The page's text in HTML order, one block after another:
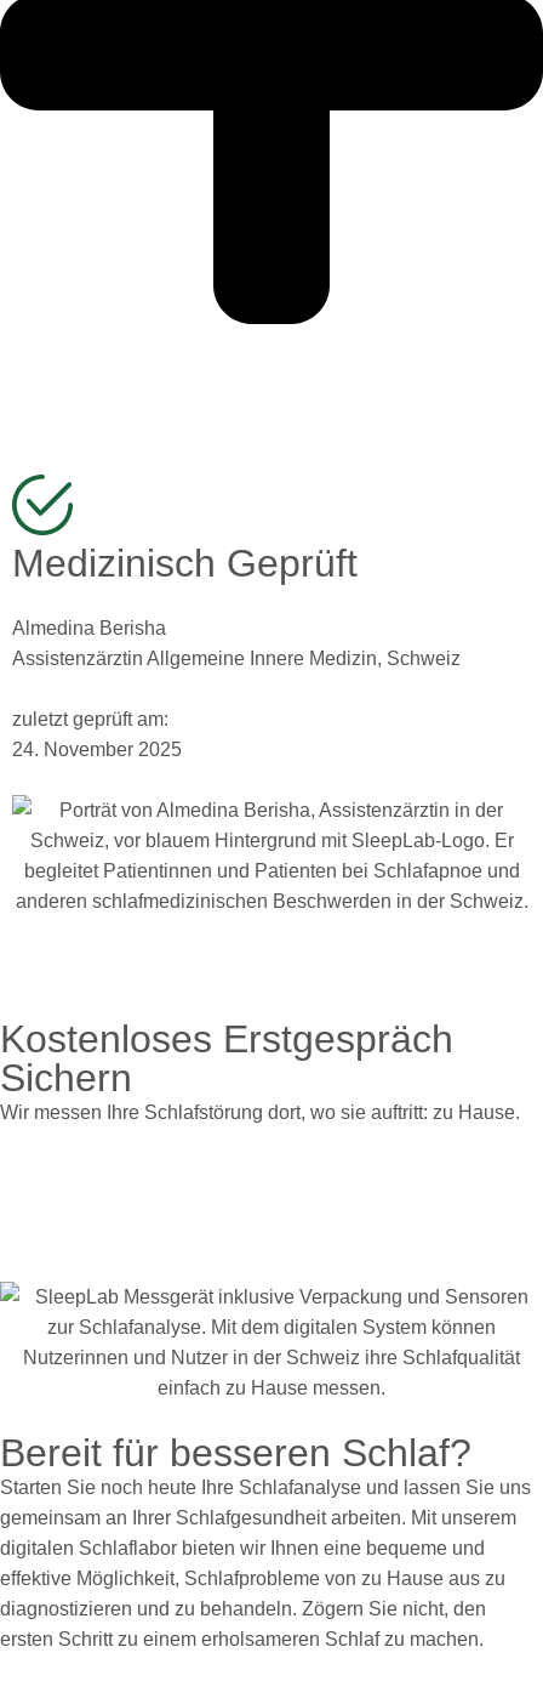
Medizinisch Geprüft
Almedina Berisha
Assistenzärztin Allgemeine Innere Medizin, Schweiz
zuletzt geprüft am:
24. November 2025
Kostenloses Erstgespräch
Sichern
Wir messen Ihre Schlafstörung dort, wo sie auftritt: zu Hause.
Bereit für besseren Schlaf?
Starten Sie noch heute Ihre Schlafanalyse und lassen Sie uns
gemeinsam an Ihrer Schlafgesundheit arbeiten. Mit unserem
digitalen Schlaflabor bieten wir Ihnen eine bequeme und
effektive Möglichkeit, Schlafprobleme von zu Hause aus zu
diagnostizieren und zu behandeln. Zögern Sie nicht, den
ersten Schritt zu einem erholsameren Schlaf zu machen.